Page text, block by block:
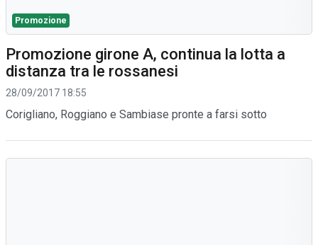
Promozione
Promozione girone A, continua la lotta a
distanza tra le rossanesi
28/09/2017 18:55
Corigliano, Roggiano e Sambiase pronte a farsi sotto